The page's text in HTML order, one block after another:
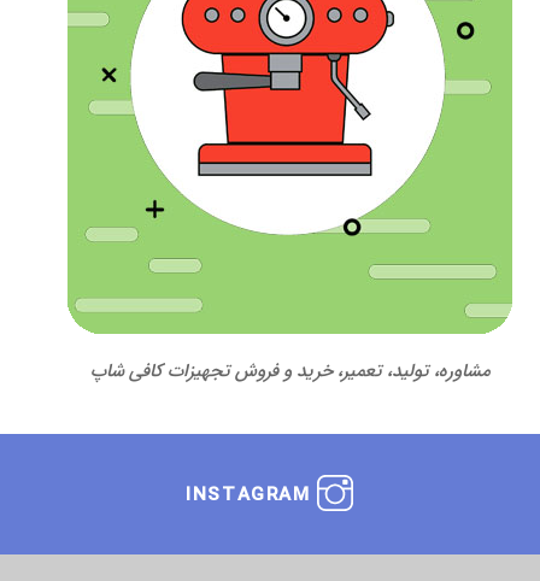
مشاوره، تولید، تعمیر، خرید و فروش تجهیزات کافی شاپ
INSTAGRAM